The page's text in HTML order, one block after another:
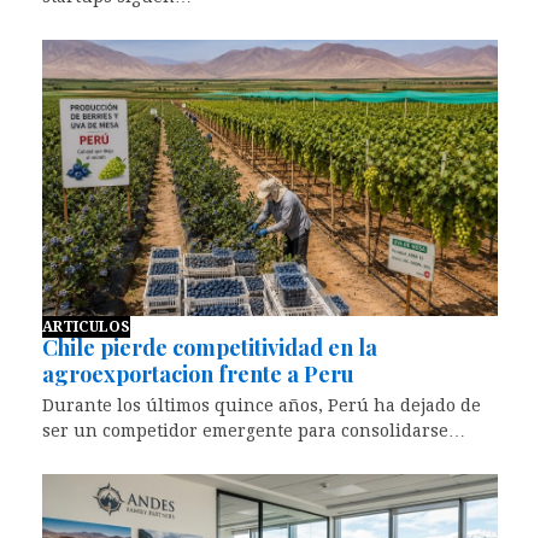
ARTICULOS
Chile pierde competitividad en la
agroexportacion frente a Peru
Durante los últimos quince años, Perú ha dejado de
ser un competidor emergente para consolidarse…